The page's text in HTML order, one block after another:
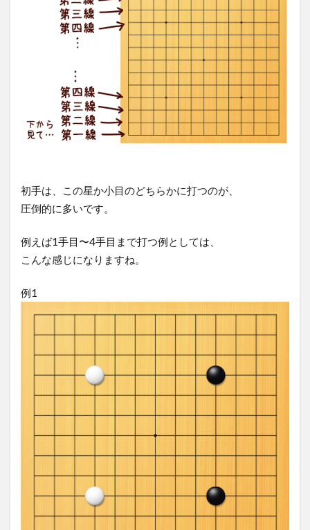
初手は、この星か小目のどちらかに打つのが、
圧倒的に多いです。
例えば1手目〜4手目まで打つ例としては、
こんな感じになりますね。
例1